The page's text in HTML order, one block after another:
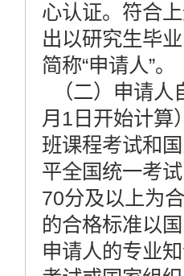
心认证。符合
出以研究生毕
简称“申请人”。
（二）申请人
月1日开始计算
班课程考试和
平全国统一考
70分及以上为
的合格标准以
申请人的专业